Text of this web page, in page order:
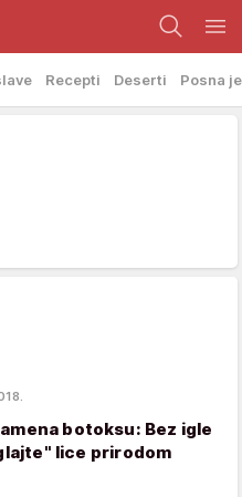
Recepti Deserti Posna
botoksu: Bez igle
lice prirodom